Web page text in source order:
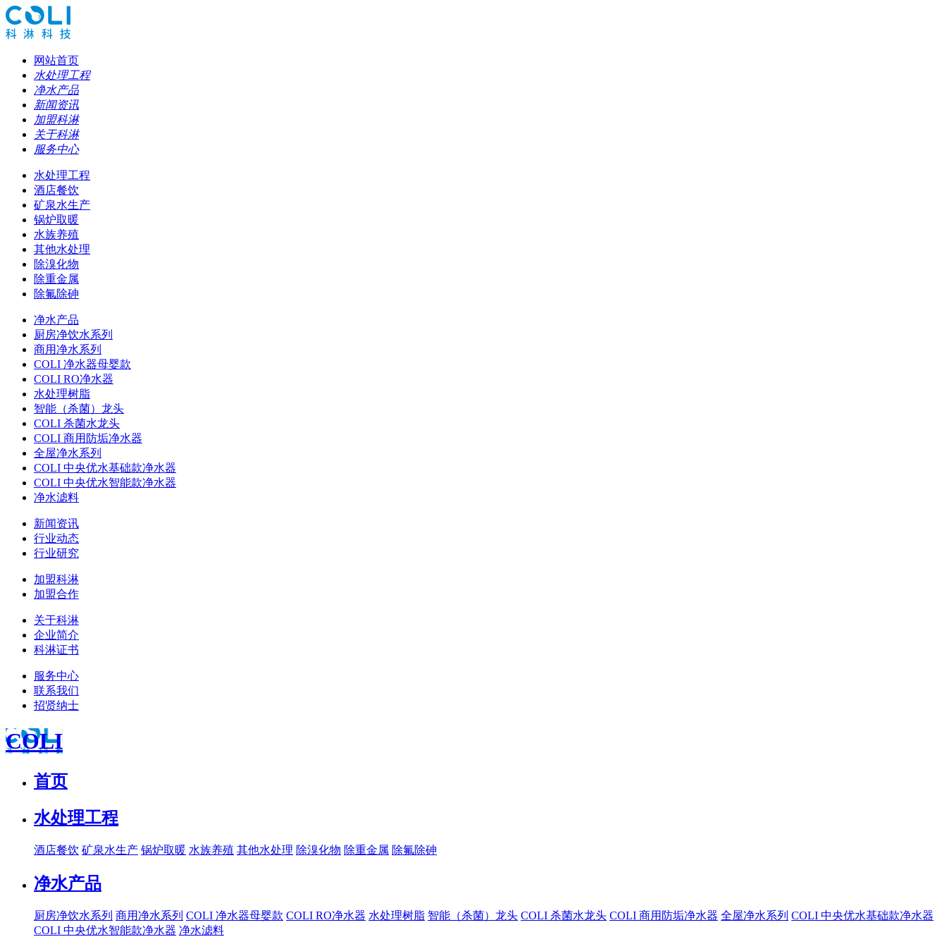
网站首页
水处理工程
净水产品
新闻资讯
加盟科淋
关于科淋
服务中心
水处理工程
酒店餐饮
矿泉水生产
锅炉取暖
水族养殖
其他水处理
除溴化物
除重金属
除氟除砷
净水产品
厨房净饮水系列
商用净水系列
COLI 净水器母婴款
COLI RO净水器
水处理树脂
智能（杀菌）龙头
COLI 杀菌水龙头
COLI 商用防垢净水器
全屋净水系列
COLI 中央优水基础款净水器
COLI 中央优水智能款净水器
净水滤料
新闻资讯
行业动态
行业研究
加盟科淋
加盟合作
关于科淋
企业简介
科淋证书
服务中心
联系我们
招贤纳士
COLI
首页
水处理工程
酒店餐饮 矿泉水生产 锅炉取暖 水族养殖 其他水处理 除溴化物 除重金属 除氟除砷
净水产品
厨房净饮水系列 商用净水系列 COLI 净水器母婴款 COLI RO净水器 水处理树脂 智能（杀菌）龙头 COLI 杀菌水龙头 COLI 商用防垢净水器 全屋净水系列 COLI 中央优水基础款净水器
COLI 中央优水智能款净水器 净水滤料